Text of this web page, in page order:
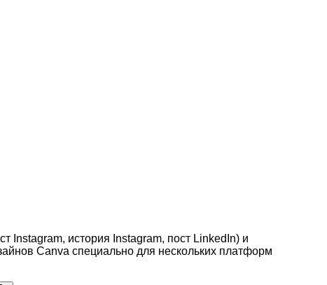
Instagram, история Instagram, пост LinkedIn) и
Canva специально для нескольких платформ